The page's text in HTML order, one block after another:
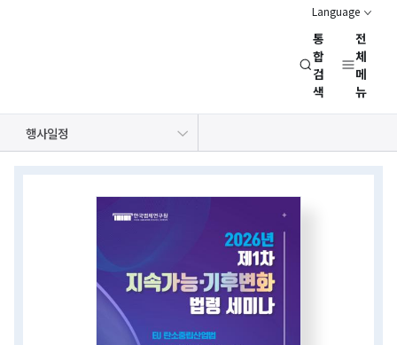
Language
문
사
통
합
검
색
전
체
메
뉴
행사일정